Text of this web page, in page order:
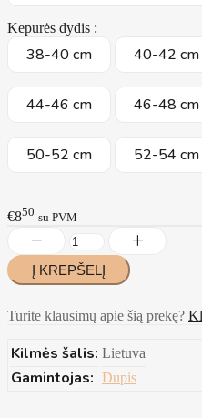
Kepurės dydis :
38-40 cm 40-42 cm
44-46 cm 46-48 cm
50-52 cm 52-54 cm
€850 su PVM
Turite klausimų apie šią prekę?
Kilmės šalis: Lietuva
Gamintojas: Dupis